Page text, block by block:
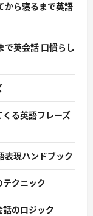
から寝るまで英語
で英会話 口慣らし
くる英語フレーズ
表現ハンドブック
テクニック
話のロジック